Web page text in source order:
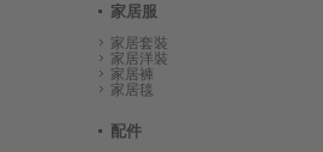
家居服
家居套裝
家居洋裝
家居褲
家居毯
配件